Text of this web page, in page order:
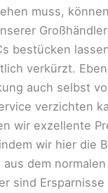
muss,
bestücken
verkürzt.
auch selbst
verzichten
wir exzellente
wir hier die
aus dem
sind Ersparnisse